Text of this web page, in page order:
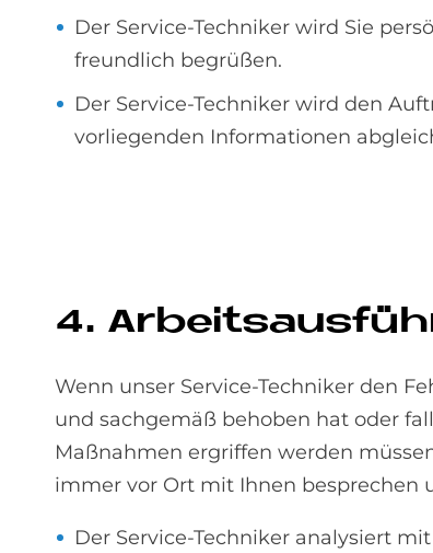
Der Service-Techniker wird Sie
freundlich begrüßen.
Der Service-Techniker wird den
vorliegenden Informationen
4.
Wenn unser Service-Techniker den
und sachgemäß behoben hat oder
Maßnahmen ergriffen werden
immer vor Ort mit Ihnen besprechen
Der Service-Techniker analysiert